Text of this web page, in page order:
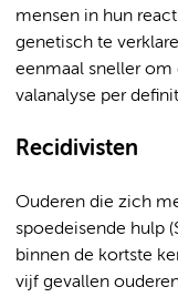
mensen in hun
genetisch te
eenmaal sneller om
valanalyse per
Recidivisten
Ouderen die zich
spoedeisende hulp
binnen de kortste
vijf gevallen